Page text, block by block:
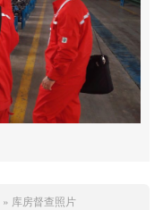
» 库房督查照片